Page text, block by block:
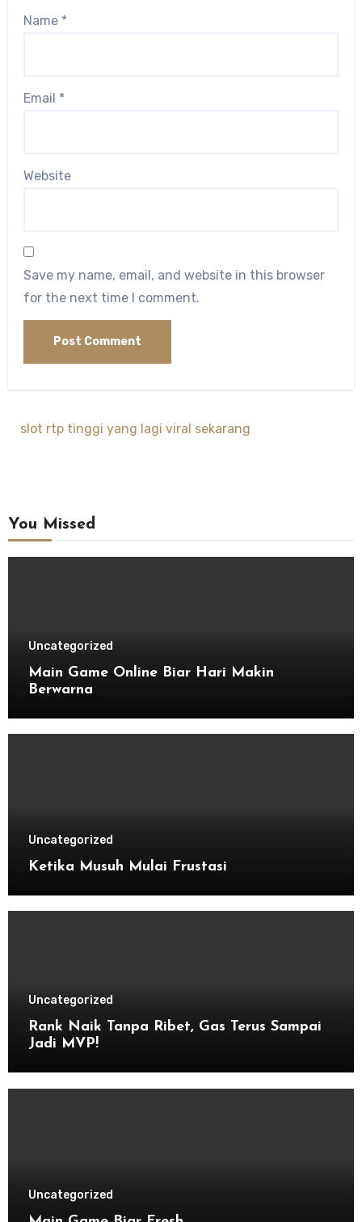
Name *
Email *
Website
Save my name, email, and website in this browser
for the next time I comment.
slot rtp tinggi yang lagi viral sekarang
You Missed
Uncategorized
Main Game Online Biar Hari Makin
Berwarna
Uncategorized
Ketika Musuh Mulai Frustasi
Uncategorized
Rank Naik Tanpa Ribet, Gas Terus Sampai
Jadi MVP!
Uncategorized